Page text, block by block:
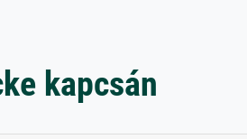
kapcsán